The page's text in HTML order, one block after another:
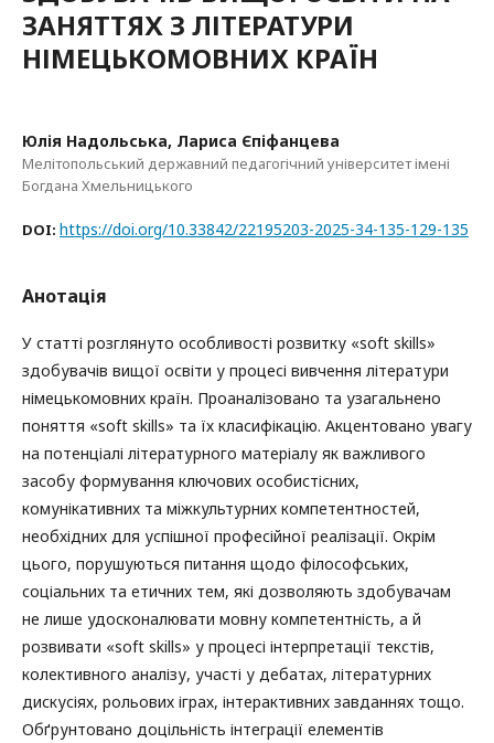
ЗАНЯТТЯХ З ЛІТЕРАТУРИ
НІМЕЦЬКОМОВНИХ КРАЇН
Юлія Надольська, Лариса Єпіфанцева
Мелітопольський державний педагогічний університет імені
Богдана Хмельницького
DOI: https://doi.org/10.33842/22195203-2025-34-135-129-135
Анотація
У статті розглянуто особливості розвитку «soft skills»
здобувачів вищої освіти у процесі вивчення літератури
німецькомовних країн. Проаналізовано та узагальнено
поняття «soft skills» та їх класифікацію. Акцентовано увагу
на потенціалі літературного матеріалу як важливого
засобу формування ключових особистісних,
комунікативних та міжкультурних компетентностей,
необхідних для успішної професійної реалізації. Окрім
цього, порушуються питання щодо філософських,
соціальних та етичних тем, які дозволяють здобувачам
не лише удосконалювати мовну компетентність, а й
розвивати «soft skills» у процесі інтерпретації текстів,
колективного аналізу, участі у дебатах, літературних
дискусіях, рольових іграх, інтерактивних завданнях тощо.
Обґрунтовано доцільність інтеграції елементів